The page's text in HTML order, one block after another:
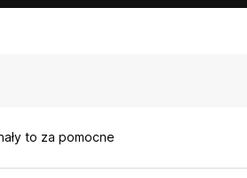
to za pomocne